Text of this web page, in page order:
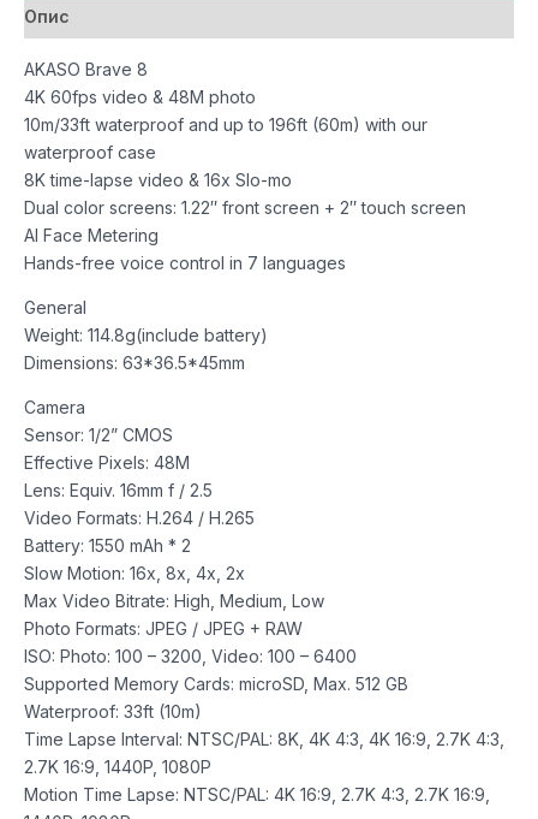
Опис
AKASO Brave 8
4K 60fps video & 48M photo
10m/33ft waterproof and up to 196ft (60m) with our
waterproof case
8K time-lapse video & 16x Slo-mo
Dual color screens: 1.22″ front screen + 2″ touch screen
AI Face Metering
Hands-free voice control in 7 languages
General
Weight: 114.8g(include battery)
Dimensions: 63*36.5*45mm
Camera
Sensor: 1/2” CMOS
Effective Pixels: 48M
Lens: Equiv. 16mm f / 2.5
Video Formats: H.264 / H.265
Battery: 1550 mAh * 2
Slow Motion: 16x, 8x, 4x, 2x
Max Video Bitrate: High, Medium, Low
Photo Formats: JPEG / JPEG + RAW
ISO: Photo: 100 – 3200, Video: 100 – 6400
Supported Memory Cards: microSD, Max. 512 GB
Waterproof: 33ft (10m)
Time Lapse Interval: NTSC/PAL: 8K, 4K 4:3, 4K 16:9, 2.7K 4:3,
2.7K 16:9, 1440P, 1080P
Motion Time Lapse: NTSC/PAL: 4K 16:9, 2.7K 4:3, 2.7K 16:9,